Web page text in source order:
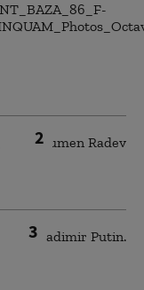
2
3